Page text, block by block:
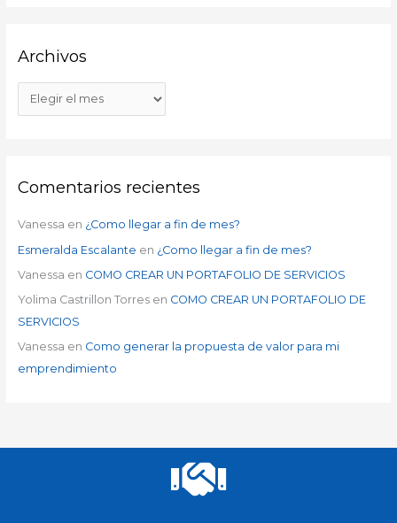
Archivos
Comentarios recientes
Vanessa en ¿Como llegar a fin de mes?
Esmeralda Escalante en ¿Como llegar a fin de mes?
Vanessa en COMO CREAR UN PORTAFOLIO DE SERVICIOS
Yolima Castrillon Torresen COMO CREAR UN PORTAFOLIO DE
SERVICIOS
Vanessa en Como generar la propuesta de valor para mi
emprendimiento